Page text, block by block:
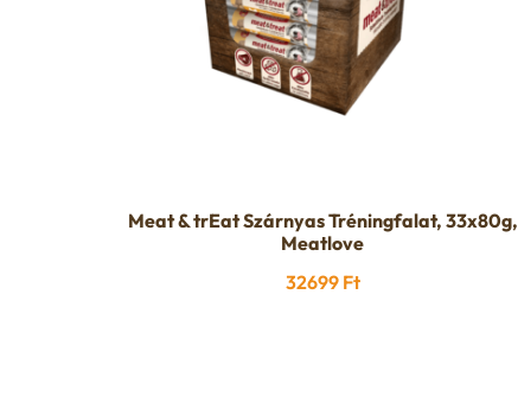
Meat & trEat Szárnyas Tréningfalat, 33x80g,
Meatlove
32699 Ft